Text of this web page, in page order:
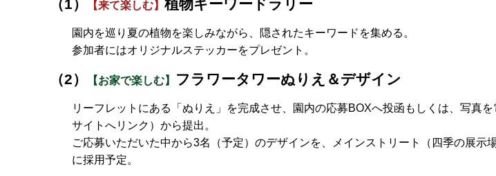
（1） 【来て楽しむ】 植物キーワードラリー
園内を巡り夏の植物を楽しみながら、隠されたキーワードを集める。
参加者にはオリジナルステッカーをプレゼント。
（2） 【お家で楽しむ】 フラワータワーぬりえ＆デザイン
リーフレットにある「ぬりえ」を完成させ、園内の応募BOXへ投函もしくは、写真
サイトへリンク）から提出。
ご応募いただいた中から3名（予定）のデザインを、メインストリート（四季の展示
に採用予定。